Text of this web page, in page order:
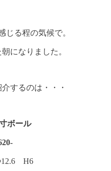
じる程の気候で。
になりました。
するのは・・・
ボール
H6